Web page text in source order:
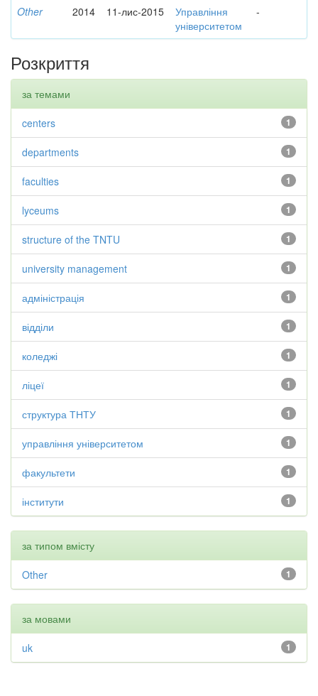
Other 2014 11-лис-2015
Управління
університетом
-
Розкриття
за темами
1
centers
1
departments
1
faculties
1
lyceums
1
structure of the TNTU
1
university management
1
адміністрація
1
відділи
1
коледжі
1
ліцеї
1
структура ТНТУ
1
управління університетом
1
факультети
1
інститути
за типом вмісту
1
Other
за мовами
1
uk